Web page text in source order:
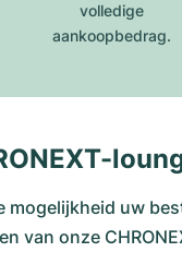
volledige
aankoopbedrag.
mogelijkheid uw
van onze